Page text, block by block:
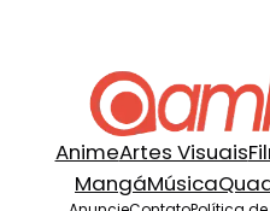
AnimeArtes Visuais
MangáMúsica